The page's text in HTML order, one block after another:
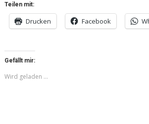
Teilen mit:
Drucken Facebook
Gefällt mir:
Wird geladen …